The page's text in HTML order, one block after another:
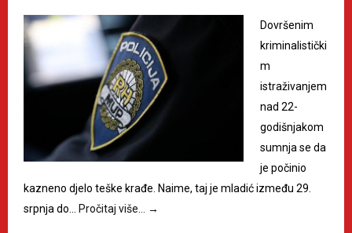
Dovršenim
kriminalistički
m
istraživanjem
nad 22-
godišnjakom
sumnja se da
je počinio
kazneno djelo teške krađe. Naime, taj je mladić između 29.
srpnja do… Pročitaj više… →